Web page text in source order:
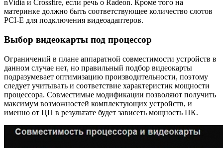
nVidia и Crossfire, если речь о Radeon. Кроме того на
материнке должно быть соответствующее количество слотов
PCI-E для подключения видеоадаптеров.
Выбор видеокарты под процессор
Ограничений в плане аппаратной совместимости устройств в
данном случае нет, но правильный подбор видеокарты
подразумевает оптимизацию производительности, поэтому
следует учитывать и соответствие характеристик мощности
процессора. Совместимые модификации позволяют получить
максимум возможностей комплектующих устройств, и
именно от ЦП в результате будет зависеть мощность ПК.